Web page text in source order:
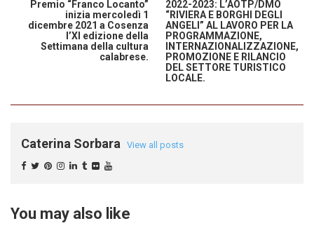
Premio “Franco Locanto”
inizia mercoledì 1
dicembre 2021 a Cosenza
l’XI edizione della
Settimana della cultura
calabrese.
2022-2023: L’AOTP/DMO
“RIVIERA E BORGHI DEGLI
ANGELI” AL LAVORO PER LA
PROGRAMMAZIONE,
INTERNAZIONALIZZAZIONE,
PROMOZIONE E RILANCIO
DEL SETTORE TURISTICO
LOCALE.
Caterina Sorbara View all posts
You may also like